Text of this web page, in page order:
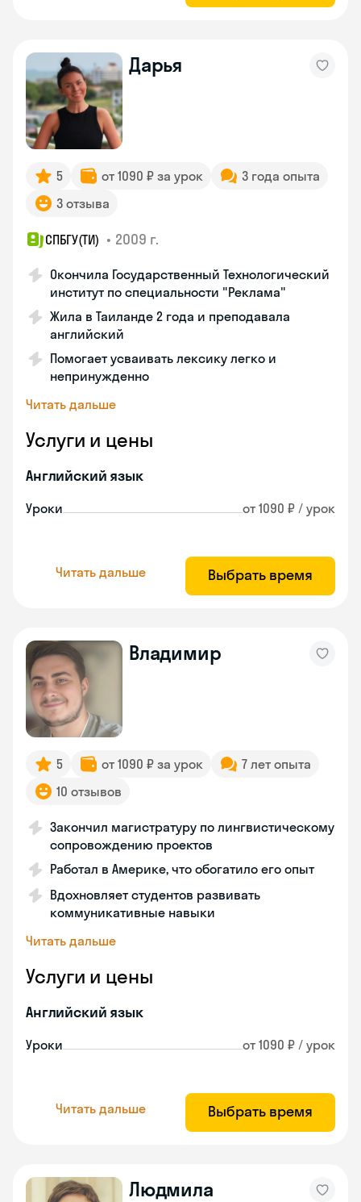
Дарья
5 от 1090 ₽ за урок
3 года опыта
3 отзыва
СПБГУ(ТИ) • 2009 г.
Окончила Государственный Технологический
институт по специальности "Реклама"
Жила в Таиланде 2 года и преподавала
английский
Помогает усваивать лексику легко и
непринужденно
Читать дальше
Услуги и цены
Английский язык
Уроки от 1090 ₽ / урок
Читать дальше Выбрать время
Владимир
5 от 1090 ₽ за урок
7 лет опыта
10 отзывов
Закончил магистратуру по лингвистическому
сопровождению проектов
Работал в Америке, что обогатило его опыт
Вдохновляет студентов развивать
коммуникативные навыки
Читать дальше
Услуги и цены
Английский язык
Уроки от 1090 ₽ / урок
Читать дальше Выбрать время
Людмила